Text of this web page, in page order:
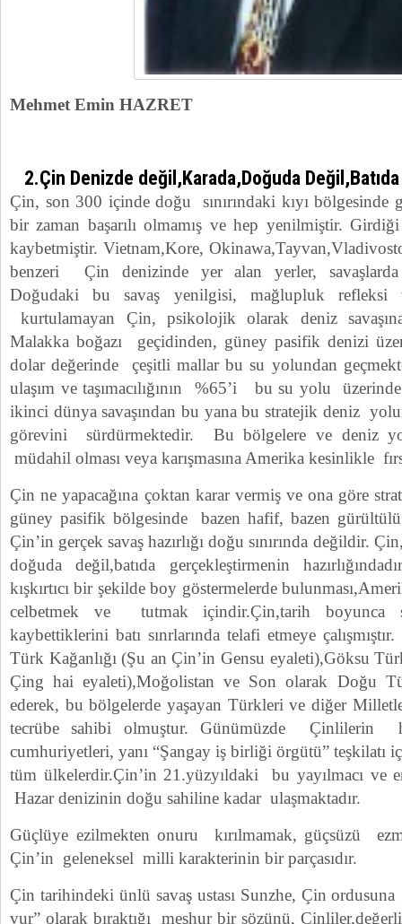
Mehmet Emin HAZRET
2.Çin Denizde değil,Karada,Doğuda
Çin, son 300 içinde doğu sınırındaki kıyı bölgesinde
bir zaman başarılı olmamış ve hep yenilmiştir.
kaybetmiştir. Vietnam,Kore,
benzeri Çin denizinde yer alan yerler, savaşlarda
Doğudaki bu savaş yenilgisi, mağlupluk refleksi
kurtulamayan Çin, psikolojik olarak deniz
Malakka boğazı geçidinden, güney pasifik denizi
dolar değerinde çeşitli mallar bu su yolundan
ulaşım ve taşımacılığının %65’i bu su yolu
ikinci dünya savaşından bu yana bu stratejik deniz
görevini sürdürmektedir. Bu bölgelere ve deniz
müdahil olması veya karışmasına Amerika kesinlikle
Çin ne yapacağına çoktan karar vermiş ve ona göre
güney pasifik bölgesinde bazen hafif, bazen gürültülü
Çin’in gerçek savaş hazırlığı doğu sınırında değildir.
doğuda değil,batıda gerçekleştirmenin
kışkırtıcı bir şekilde boy göstermelerde
celbetmek ve tutmak içindir.Çin,tarih boyunca
kaybettiklerini batı sınrlarında telafi etmeye
Türk Kağanlığı (Şu an Çin’in Gensu eyaleti),Göksu
Çing hai eyaleti),Moğolistan ve Son olarak Doğu
ederek, bu bölgelerde yaşayan Türkleri ve diğer
tecrübe sahibi olmuştur. Günümüzde Çinlilerin
cumhuriyetleri, yanı “Şangay iş birliği örgütü” teşkilatı
tüm ülkelerdir.Çin’in 21.yüzyıldaki bu yayılmacı ve
Hazar denizinin doğu sahiline kadar ulaşmaktadır.
Güçlüye ezilmekten onuru kırılmamak, güçsüzü
Çin’in geleneksel milli karakterinin bir parçasıdır.
Çin tarihindeki ünlü savaş ustası Sunzhe, Çin
vur” olarak bıraktığı meşhur bir sözünü,